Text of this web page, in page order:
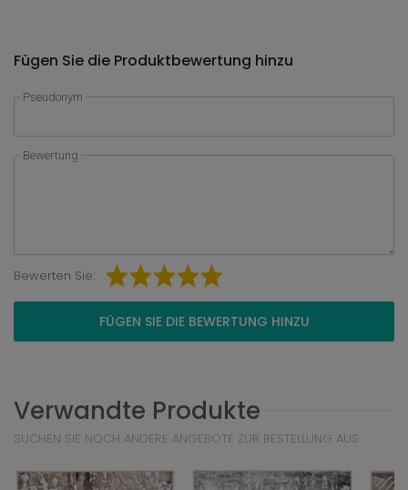
Fügen Sie die Produktbewertung hinzu
Pseudonym
Bewertung
Bewerten Sie:
FÜGEN SIE DIE BEWERTUNG HINZU
Verwandte Produkte
SUCHEN SIE NOCH ANDERE ANGEBOTE ZUR BESTELLUNG AUS